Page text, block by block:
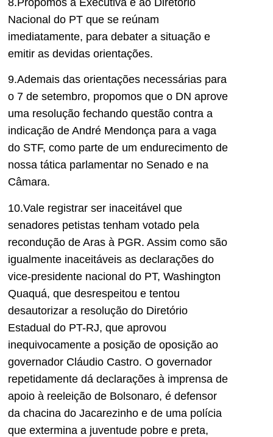
Nacional do PT que se reúnam
imediatamente, para debater a situação e
emitir as devidas orientações.
9.Ademais das orientações necessárias para
o 7 de setembro, propomos que o DN aprove
uma resolução fechando questão contra a
indicação de André Mendonça para a vaga
do STF, como parte de um endurecimento de
nossa tática parlamentar no Senado e na
Câmara.
10.Vale registrar ser inaceitável que
senadores petistas tenham votado pela
recondução de Aras à PGR. Assim como são
igualmente inaceitáveis as declarações do
vice-presidente nacional do PT, Washington
Quaquá, que desrespeitou e tentou
desautorizar a resolução do Diretório
Estadual do PT-RJ, que aprovou
inequivocamente a posição de oposição ao
governador Cláudio Castro. O governador
repetidamente dá declarações à imprensa de
apoio à reeleição de Bolsonaro, é defensor
da chacina do Jacarezinho e de uma polícia
que extermina a juventude pobre e preta,